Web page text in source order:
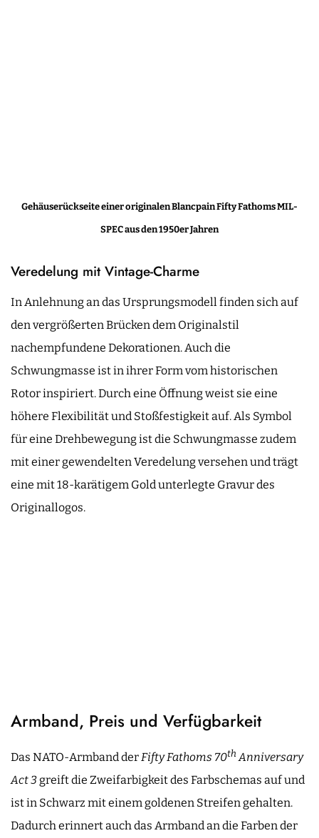
Gehäuserückseite einer originalen Blancpain Fifty Fathoms MIL-
SPEC aus den 1950er Jahren
Veredelung mit Vintage-Charme
In Anlehnung an das Ursprungsmodell finden sich auf
den vergrößerten Brücken dem Originalstil
nachempfundene Dekorationen. Auch die
Schwungmasse ist in ihrer Form vom historischen
Rotor inspiriert. Durch eine Öffnung weist sie eine
höhere Flexibilität und Stoßfestigkeit auf. Als Symbol
für eine Drehbewegung ist die Schwungmasse zudem
mit einer gewendelten Veredelung versehen und trägt
eine mit 18-karätigem Gold unterlegte Gravur des
Originallogos.
Armband, Preis und Verfügbarkeit
Das NATO-Armband derFifty Fathoms 70thAnniversary
Act 3greift die Zweifarbigkeit des Farbschemas auf und
ist in Schwarz mit einem goldenen Streifen gehalten.
Dadurch erinnert auch das Armband an die Farben der